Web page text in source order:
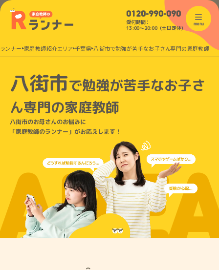
0120-990-090
受付時間：
13:00〜20:00（土日定休）
menu
ンナー 家庭教師紹介エリア 千葉県 八街市で勉強が苦手なお子さん専門の家庭教師
八街市で勉強が苦手なお子さ
ん専門の家庭教師
八街市のお母さんのお悩みに
「家庭教師のランナー」がお応えします！